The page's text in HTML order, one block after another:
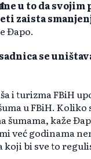
u to da svojim
zaista
Đapo.
se
i turizma FBiH
u FBiH.
šumama, kaže
već godinama
koji bi sve to